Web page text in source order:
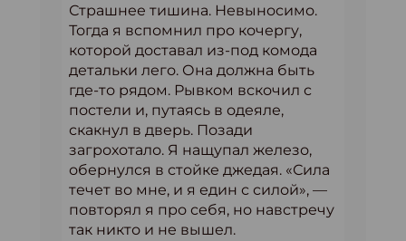
Страшнее тишина. Невыносимо.
Тогда я вспомнил про кочергу,
которой доставал из-под комода
детальки лего. Она должна быть
где-то рядом. Рывком вскочил с
постели и, путаясь в одеяле,
скакнул в дверь. Позади
загрохотало. Я нащупал железо,
обернулся в стойке джедая. «Сила
течет во мне, и я един с силой», —
повторял я про себя, но навстречу
так никто и не вышел.